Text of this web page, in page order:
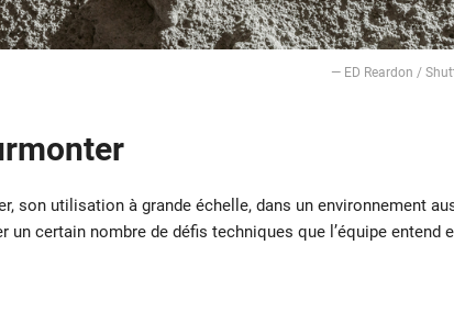
— ED Reardon /
son utilisation à grande échelle, dans un environnement
certain nombre de défis techniques que l’équipe entend